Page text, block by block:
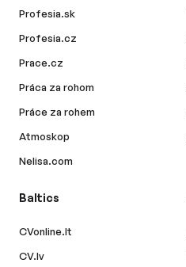
Profesia.sk
Profesia.cz
Prace.cz
Práca za rohom
Práce za rohem
Atmoskop
Nelisa.com
Baltics
CVonline.lt
CV.lv